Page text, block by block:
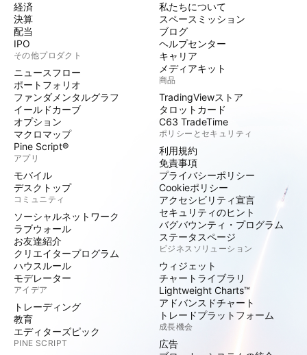
経済
決算
配当
IPO
その他プロダクト
ニュースフロー
ポートフォリオ
ファンダメンタルグラフ
イールドカーブ
オプション
マクロマップ
Pine Script®
アプリ
モバイル
デスクトップ
コミュニティ
ソーシャルネットワーク
ラブウォール
お友達紹介
クリエイタープログラム
ハウスルール
モデレーター
アイデア
トレーディング
教育
エディターズピック
PINE SCRIPT
私たちについて
スペースミッション
ブログ
ヘルプセンター
キャリア
メディアキット
商品
TradingViewストア
タロットカード
C63 TradeTime
ポリシーとセキュリティ
利用規約
免責事項
プライバシーポリシー
Cookieポリシー
アクセシビリティ宣言
セキュリティのヒント
バグバウンティ・プログラム
ステータスページ
ビジネスソリューション
ウィジェット
チャートライブラリ
Lightweight Charts™
アドバンスドチャート
トレードプラットフォーム
成長機会
広告